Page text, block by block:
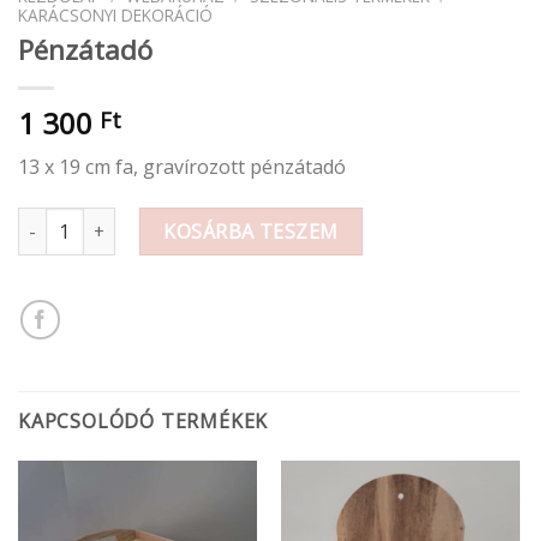
KARÁCSONYI DEKORÁCIÓ
Pénzátadó
1 300 Ft
13 x 19 cm fa, gravírozott pénzátadó
Pénzátadó mennyiségKOSÁRBA TESZEM
KAPCSOLÓDÓ TERMÉKEK